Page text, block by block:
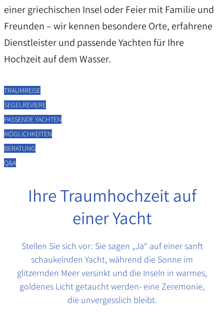
einer griechischen Insel oder Feier mit Familie und
Freunden – wir kennen besondere Orte, erfahrene
Dienstleister und passende Yachten für Ihre
Hochzeit auf dem Wasser.
TRAUMREISE
SEGELREVIERE
PASSENDE YACHTEN
MÖGLICHKEITEN
BERATUNG
Q&A
Ihre Traumhochzeit auf
einer Yacht
Stellen Sie sich vor: Sie sagen „Ja“ auf einer sanft
schaukelnden Yacht, während die Sonne im
glitzernden Meer versinkt und die Inseln in warmes,
goldenes Licht getaucht werden- eine Zeremonie,
die unvergesslich bleibt.